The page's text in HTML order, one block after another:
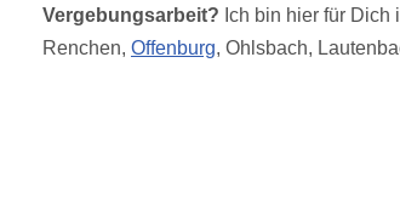
Vergebungsarbeit? Ich bin hier für Dich
Renchen, Offenburg, Ohlsbach,